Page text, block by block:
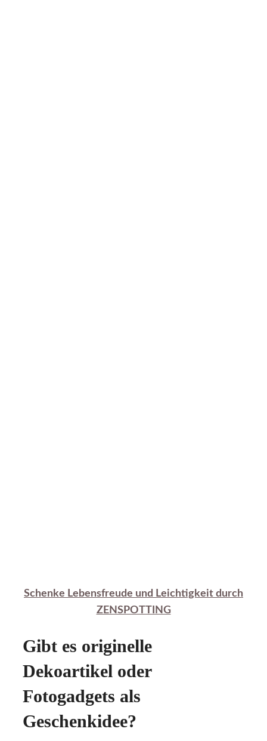
Schenke Lebensfreude und Leichtigkeit durch
ZENSPOTTING
Gibt es originelle
Dekoartikel oder
Fotogadgets als
Geschenkidee?